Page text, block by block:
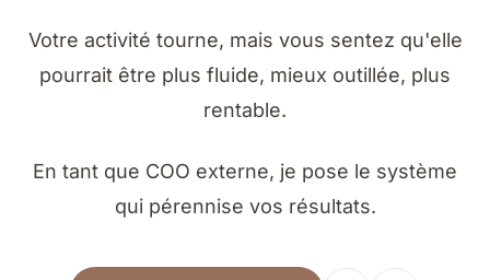
Votre activité tourne, mais vous sentez qu'elle
pourrait être plus fluide, mieux outillée, plus
rentable.
En tant que COO externe, je pose le système
qui pérennise vos résultats.